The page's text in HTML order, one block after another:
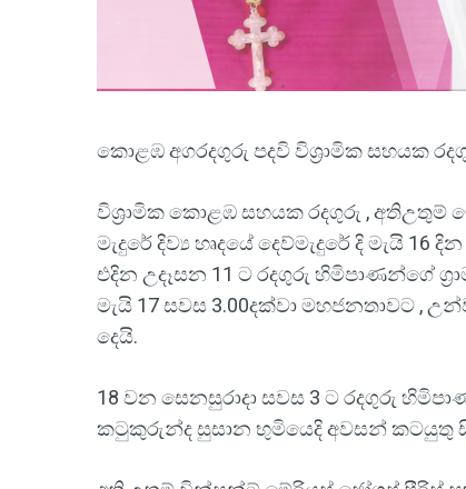
කොළඹ අගරදගුරු පදවි විශ්‍රාමික සහයක
විශ්‍රාමික කොළඹ සහයක රදගුරු , අතිඋතුම්
මැදුරේ දිව්‍ය හෘදයේ දෙව්මැදුරේ දි මැයි 16
එදින උදෑසන 11 ට රදගුරු හිමිපාණන්ගේ
මැයි 17 සවස 3.00දක්වා මහජනතාවට ,
දෙයි.
18 වන සෙනසුරාදා සවස 3 ට රදගුරු
කටුකුරුන්ද සුසාන භුමියෙදි අවසන් කටයුතු